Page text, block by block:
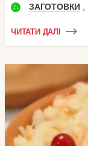
ЗАГОТОВКИ ,
ЧИТАТИ ДАЛІ